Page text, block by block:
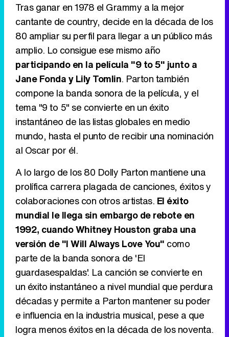
Tras ganar en 1978 el Grammy a la mejor
cantante de country, decide en la década de los
80 ampliar su perfil para llegar a un público más
amplio. Lo consigue ese mismo año
participando en la película "9 to 5" junto a
Jane Fonda y Lily Tomlin. Parton también
compone la banda sonora de la película, y el
tema "9 to 5" se convierte en un éxito
instantáneo de las listas globales en medio
mundo, hasta el punto de recibir una nominación
al Oscar por él.
A lo largo de los 80 Dolly Parton mantiene una
prolífica carrera plagada de canciones, éxitos y
colaboraciones con otros artistas. El éxito
mundial le llega sin embargo de rebote en
1992, cuando Whitney Houston graba una
versión de "I Will Always Love You" como
parte de la banda sonora de 'El
guardasespaldas'. La canción se convierte en
un éxito instantáneo a nivel mundial que perdura
décadas y permite a Parton mantener su poder
e influencia en la industria musical, pese a que
logra menos éxitos en la década de los noventa.